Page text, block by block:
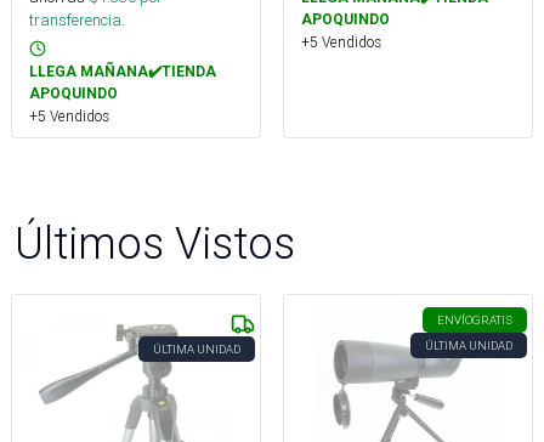
transferencia.
LLEGA MAÑANA✔️TIENDA
APOQUINDO
+5 Vendidos
APOQUINDO
+5 Vendidos
Últimos Vistos
ÚLTIMA UNIDAD
ENVÍOGRATIS
ÚLTIMA UNIDAD